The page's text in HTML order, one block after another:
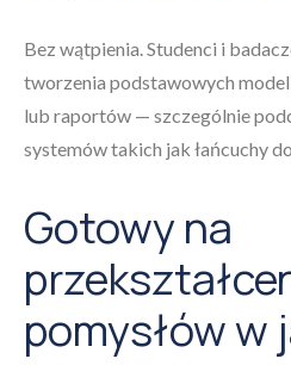
Bez wątpienia. Studenci i
tworzenia podstawowych
lub raportów — szczególnie
systemów takich jak łańcuchy
Gotowy na
pomysłów w